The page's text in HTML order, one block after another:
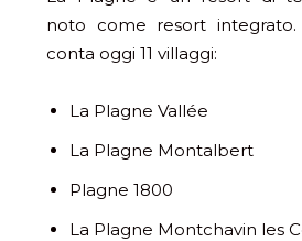
noto come resort integrato.
conta oggi 11 villaggi:
La Plagne Vallée
La Plagne Montalbert
Plagne 1800
La Plagne Montchavin les